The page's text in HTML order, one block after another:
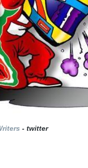
- twitter